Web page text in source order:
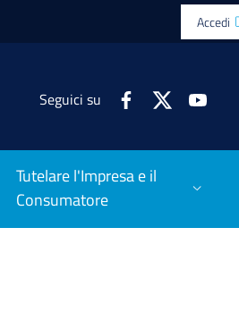
Accedi
Seguici su
Tutelare l'Impresa e il
Consumatore